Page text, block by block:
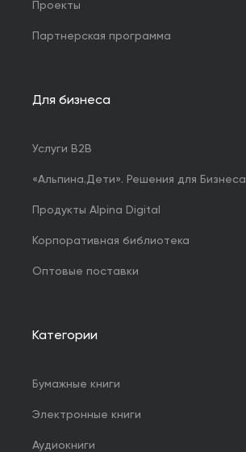
Проекты
Партнерская программа
Для бизнеса
Услуги B2B
«Альпина.Дети». Решения для Бизнеса
Продукты Alpina Digital
Корпоративная библиотека
Оптовые поставки
Категории
Бумажные книги
Электронные книги
Аудиокниги